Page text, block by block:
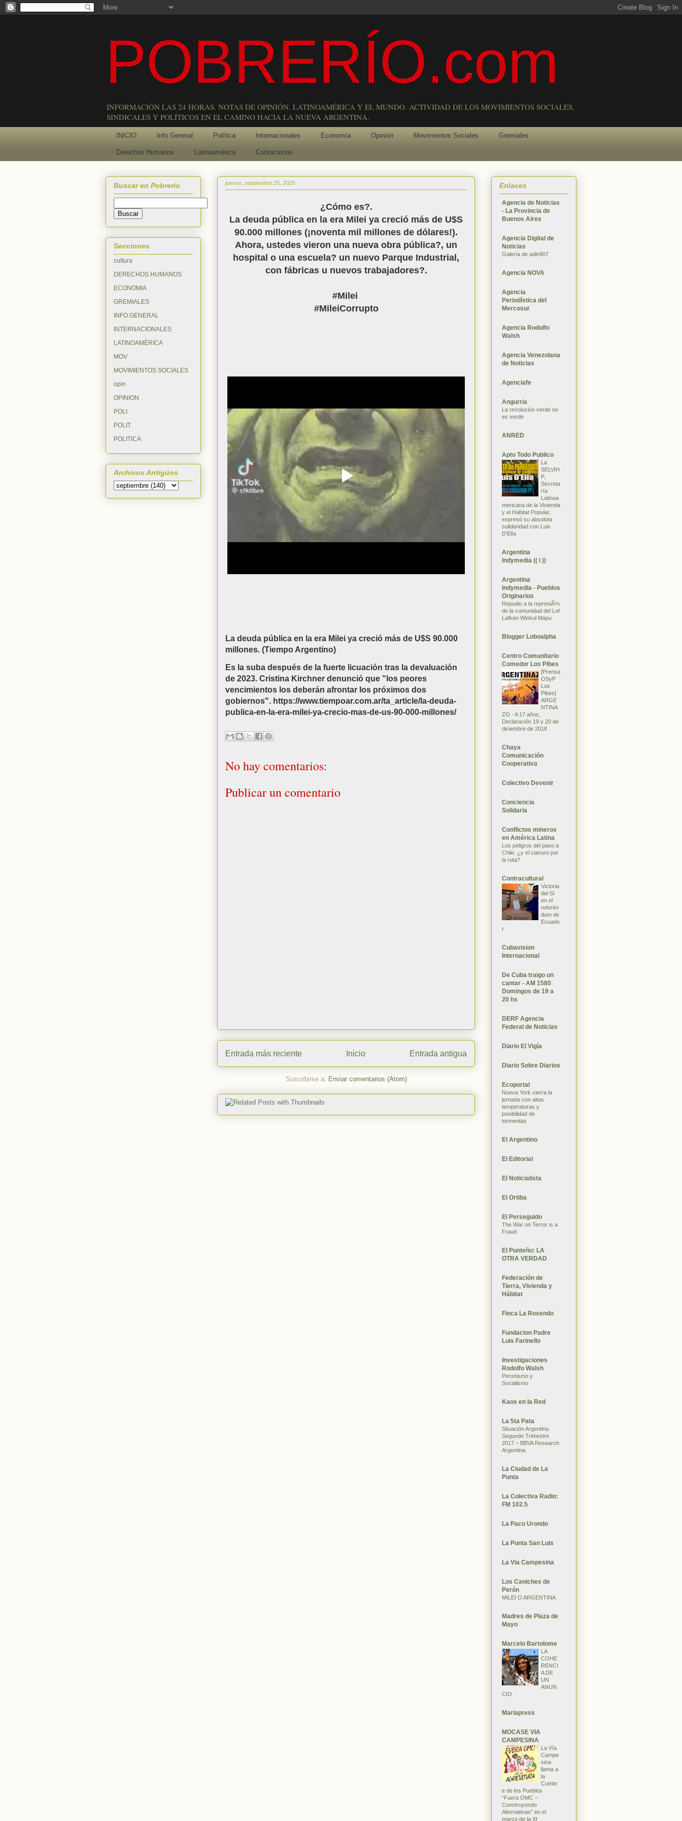
POBRERÍO.com
INFORMACIÓN LAS 24 HORAS. NOTAS DE OPINIÓN. LATINOAMÉRICA Y EL MUNDO. ACTIVIDAD DE LOS MOVIMIENTOS SOCIALES,
SINDICALES Y POLÍTICOS EN EL CAMINO HACIA LA NUEVA ARGENTINA.
INICIO Info General Política Internacionales Economía Opinión Movimientos Sociales Gremiales
Derechos Humanos Latinoamérica Contactenos
jueves, septiembre 25, 2025
¿Cómo es?.
La deuda pública en la era Milei ya creció más de U$S
90.000 millones (¡noventa mil millones de dólares!).
Ahora, ustedes vieron una nueva obra pública?, un
hospital o una escuela? un nuevo Parque Industrial,
con fábricas u nuevos trabajadores?.
#Milei
#MileiCorrupto
La deuda pública en la era Milei ya creció más de U$S 90.000
millones. (Tiempo Argentino)
Es la suba después de la fuerte licuación tras la devaluación
de 2023. Cristina Kirchner denunció que "los peores
vencimientos los deberán afrontar los próximos dos
gobiernos". https://www.tiempoar.com.ar/ta_article/la-deuda-
publica-en-la-era-milei-ya-crecio-mas-de-us-90-000-millones/
No hay comentarios:
Publicar un comentario
Entrada más reciente Entrada antigua
Inicio
Suscribirse a: Enviar comentarios (Atom)
Buscar en Pobrerío
Secciones
cultura
DERECHOS HUMANOS
ECONOMIA
GREMIALES
INFO.GENERAL
INTERNACIONALES
LATINOAMÉRICA
MOV
MOVIMIENTOS SOCIALES
opin
OPINION
POLI
POLIT
POLITICA
Archivos Antigüos
Enlaces
Agencia de Noticias
- La Provincia de
Buenos Aires
Agencia Digital de
Noticias
Galería de adin907
Agencia NOVA
Agencia
Periodística del
Mercosur
Agencia Rodolfo
Walsh
Agencia Venezolana
de Noticias
Agenciafe
Angurria
La revolución verde no
es verde
ANRED
Apto Todo Publico
La
SELVIH
P,
Secreta
ría
Latinoa
mericana de la Vivienda
y el Habitat Popular,
expresó su absoluta
solidaridad con Luis
D'Elía
Argentina
Indymedia (( i ))
Argentina
Indymedia - Pueblos
Originarios
Repudio a la represiÃ³n
de la comunidad del Lof
Lafken Winkul Mapu
Blogger Loboalpha
Centro Comunitario
Comedor Los Pibes
[Prensa
OSyP
Los
Pibes]
ARGE
NTINA
ZO - A 17 años,
Declaración 19 y 20 de
diciembre de 2018
Chaya
Comunicación
Cooperativa
Colectivo Devenir
Conciencia
Solidaria
Conflictos mineros
en América Latina
Los peligros del paso a
Chile: ¿y el cianuro por
la ruta?
Contracultural
Victoria
del Sí
en el
referén
dum de
Ecuado
r
Cubavision
Internacional
De Cuba traigo un
cantar - AM 1580
Domingos de 19 a
20 hs
DERF Agencia
Federal de Noticias
Diario El Vigía
Diario Sobre Diarios
Ecoportal
Nueva York cierra la
jornada con altas
temperaturas y
posibilidad de
tormentas
El Argentino
El Editorial
El Noticialista
El Ortiba
El Perseguido
The War on Terror is a
Fraud
El Punteño: LA
OTRA VERDAD
Federación de
Tierra, Vivienda y
Hábitat
Finca La Rosendo
Fundacion Padre
Luis Farinello
Investigaciones
Rodolfo Walsh
Peronismo y
Socialismo
Kaos en la Red
La 5ta Pata
Situación Argentina.
Segundo Trimestre
2017 – BBVA Research
Argentina.
La Ciudad de La
Punta
La Colectiva Radio:
FM 102.5
La Paco Urondo
La Punta San Luis
La Via Campesina
Los Caniches de
Perón
MILEI O ARGENTINA.
Madres de Plaza de
Mayo
Marcelo Bartolome
LA
COHE
RENCI
A DE
UN
ANUN
CIO
Mariapress
MOCASE VIA
CAMPESINA
La Vía
Campe
sina
llama a
la
Cumbr
e de los Pueblos
“Fuera OMC –
Construyendo
Alternativas” en el
marco de la XI